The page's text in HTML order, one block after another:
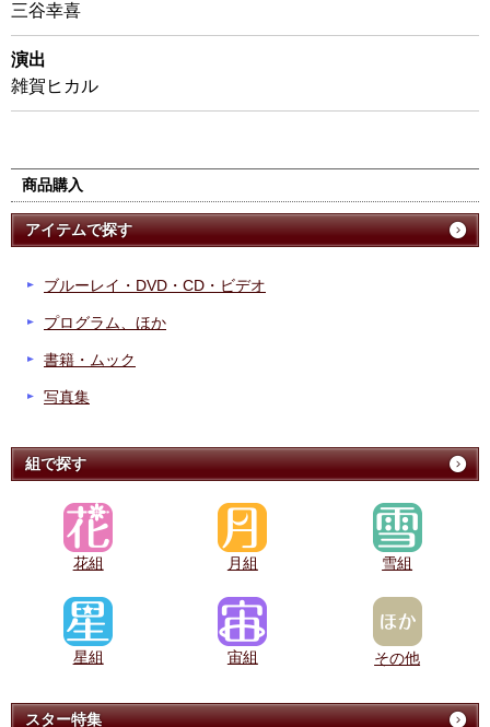
三谷幸喜
演出
雑賀ヒカル
商品購入
アイテムで探す
ブルーレイ・DVD・CD・ビデオ
プログラム、ほか
書籍・ムック
写真集
組で探す
花組 月組 雪組
星組 宙組 その他
スター特集